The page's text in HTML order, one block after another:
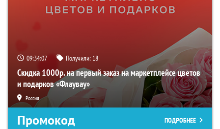
09:34:06 Получили: 18
Скидка 1000р. на первый заказ на маркетплейсе цветов
и подарков «Флаувау»
Россия
Промокод ПОДРОБНЕЕ